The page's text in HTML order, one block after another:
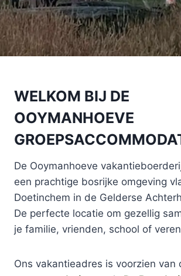
WELKOM BIJ DE
OOYMANHOEVE
De Ooymanhoeve
een prachtige bosrijke omgeving
Doetinchem in de Gelderse
De perfecte locatie om gezellig
je familie, vrienden, school of
Ons vakantieadres is voorzien van